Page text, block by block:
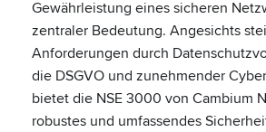
Gewährleistung eines sicheren
zentraler Bedeutung. Angesichts
Anforderungen durch
die DSGVO und zunehmender
bietet die NSE 3000 von Cambium
robustes und umfassendes